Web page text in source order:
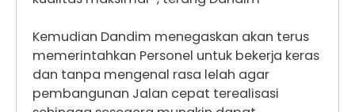
Kemudian Dandim menegaskan akan terus
memerintahkan Personel untuk bekerja keras
dan tanpa mengenal rasa lelah agar
pembangunan Jalan cepat terealisasi